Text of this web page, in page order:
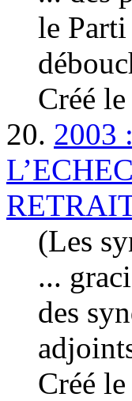
le Parti
Créé
20. 2003
(Les
...
des
Créé